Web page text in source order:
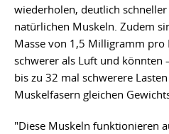
wiederholen, deutlich
natürlichen Muskeln. Zudem
Masse von 1,5 Milligramm pro
schwerer als Luft und könnten
bis zu 32 mal schwerere
Muskelfasern gleichen
"Diese Muskeln funktionieren